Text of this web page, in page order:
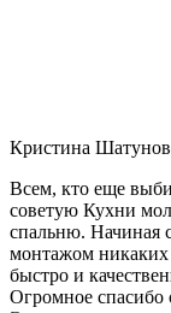
Кристина
Всем, кто еще
советую Кухни
спальню. Начиная
монтажом никаких
быстро и
Огромное спасибо